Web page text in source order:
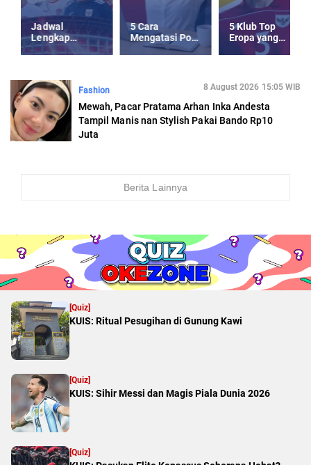
Jadwal
Lengkap
Timnas
2025
5 Cara
Mengatasi Post
Holiday-Blues
5 Klub Top
Eropa yang
Kepincut Jay
Fashion 8 August 2026 15:05 WIB
Mewah, Pacar Pratama Arhan Inka Andesta
Tampil Manis nan Stylish Pakai Bando Rp10
Juta
Berita Lainnya